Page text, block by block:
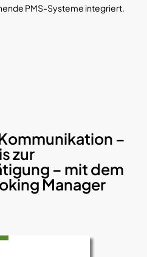
PMS-Systeme integriert.
–
zur
– mit dem
Manager